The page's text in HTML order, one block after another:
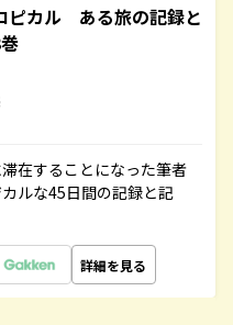
ピカル ある旅の記録と
在することになった筆者
ルな45日間の記録と記
詳細を見る